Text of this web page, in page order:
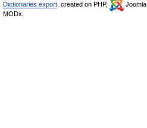
Dictionaries export , created on PHP, Joomla,
MODx.